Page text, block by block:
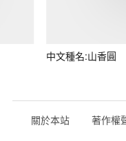
中文種名:山香圓
關於本站 著作權